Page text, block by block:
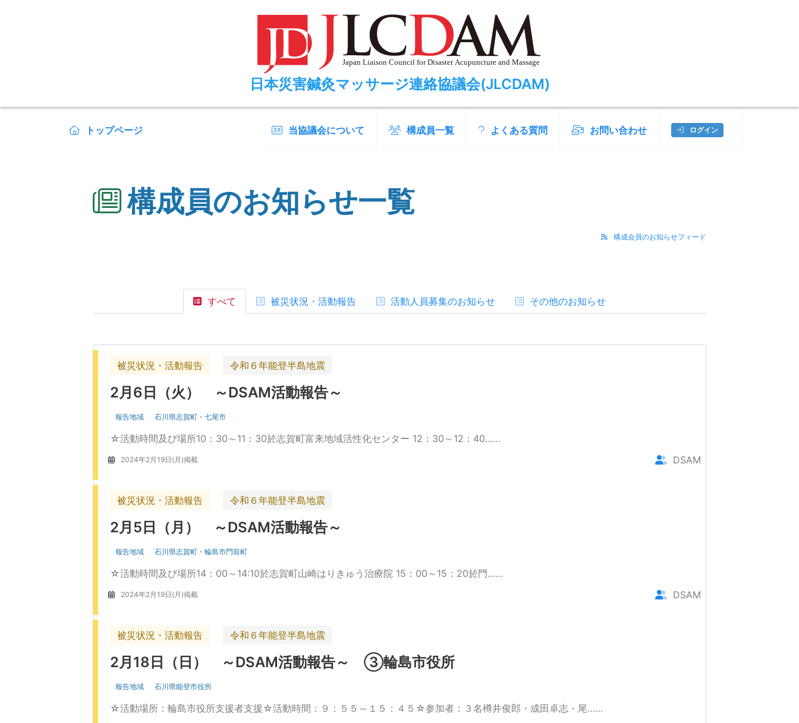
日本災害鍼灸マッサージ連絡協議会(JLCDAM)
トップページ 当協議会について 構成員一覧 よくある質問 お問い合わせ ログイン
構成員のお知らせ一覧
構成会員のお知らせフィード
すべて 被災状況・活動報告 活動人員募集のお知らせ その他のお知らせ
被災状況・活動報告 令和６年能登半島地震
2月6日（火） ～DSAM活動報告～
報告地域 石川県志賀町・七尾市
☆活動時間及び場所10：30～11：30於志賀町富来地域活性化センター 12：30～12：40……
2024年2月19日(月)掲載 DSAM
被災状況・活動報告 令和６年能登半島地震
2月5日（月） ～DSAM活動報告～
報告地域 石川県志賀町・輪島市門前町
☆活動時間及び場所14：00～14:10於志賀町山崎はりきゅう治療院 15：00～15：20於門……
2024年2月19日(月)掲載 DSAM
被災状況・活動報告 令和６年能登半島地震
2月18日（日） ～DSAM活動報告～ ③輪島市役所
報告地域 石川県能登市役所
☆活動場所：輪島市役所支援者支援☆活動時間：９：５５～１５：４５☆参加者：３名樽井俊郎・成田卓志・尾……